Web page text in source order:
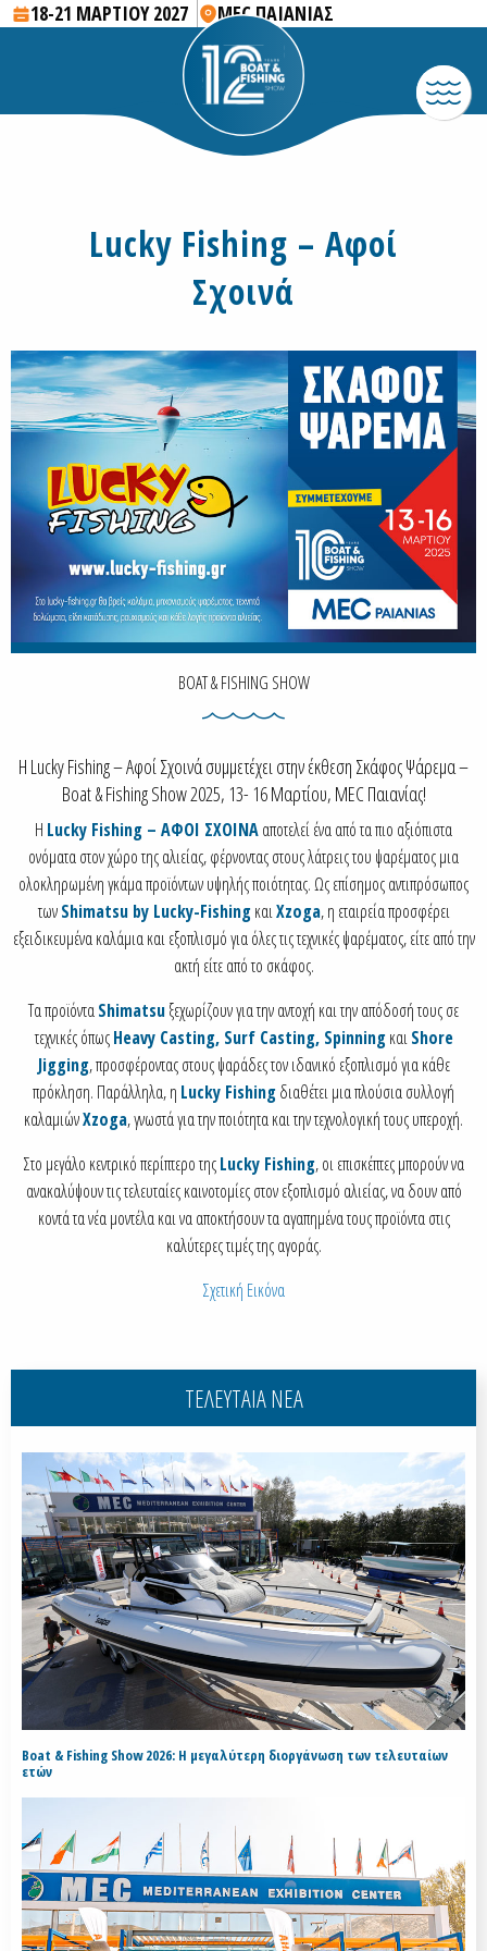
18-21 ΜΑΡΤΙΟΥ 2027 MEC ΠΑΙΑΝΙΑΣ
Lucky Fishing – Αφοί
Σχοινά
BOAT & FISHING SHOW
Η Lucky Fishing – Αφοί Σχοινά συμμετέχει στην έκθεση Σκάφος Ψάρεμα –
Boat & Fishing Show 2025, 13- 16 Μαρτίου, MEC Παιανίας!
Η Lucky Fishing – ΑΦΟΙ ΣΧΟΙΝΑαποτελεί ένα από τα πιο αξιόπιστα
ονόματα στον χώρο της αλιείας, φέρνοντας στους λάτρεις του ψαρέματος μια
ολοκληρωμένη γκάμα προϊόντων υψηλής ποιότητας. Ως επίσημος αντιπρόσωπος
τωνShimatsu by Lucky-FishingκαιXzoga, η εταιρεία προσφέρει
εξειδικευμένα καλάμια και εξοπλισμό για όλες τις τεχνικές ψαρέματος, είτε από την
ακτή είτε από το σκάφος.
Τα προϊόνταShimatsuξεχωρίζουν για την αντοχή και την απόδοσή τους σε
τεχνικές όπωςHeavy Casting, Surf Casting, SpinningκαιShore
Jigging, προσφέροντας στους ψαράδες τον ιδανικό εξοπλισμό για κάθε
πρόκληση. Παράλληλα, η Lucky Fishingδιαθέτει μια πλούσια συλλογή
καλαμιώνXzoga, γνωστά για την ποιότητα και την τεχνολογική τους υπεροχή.
Στο μεγάλο κεντρικό περίπτερο τηςLucky Fishing, οι επισκέπτες μπορούν να
ανακαλύψουν τις τελευταίες καινοτομίες στον εξοπλισμό αλιείας, να δουν από
κοντά τα νέα μοντέλα και να αποκτήσουν τα αγαπημένα τους προϊόντα στις
καλύτερες τιμές της αγοράς.
Σχετική Εικόνα
ΤΕΛΕΥΤΑΙΑ ΝΕΑ
Boat & Fishing Show 2026: Η μεγαλύτερη διοργάνωση των τελευταίων
ετών